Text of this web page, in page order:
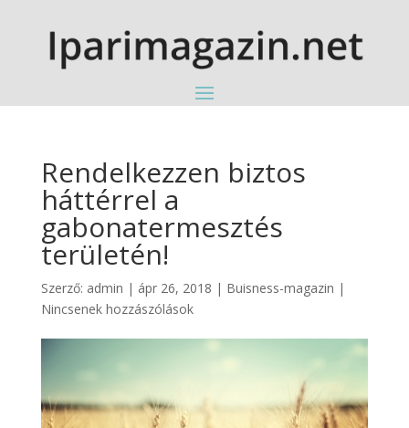
Rendelkezzen biztos
háttérrel a
gabonatermesztés
területén!
Szerző: admin | ápr 26, 2018 | Buisness-magazin |
Nincsenek hozzászólások